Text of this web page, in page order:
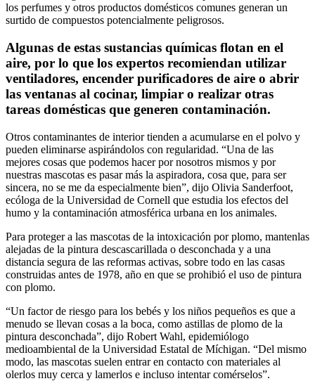
los perfumes y otros productos domésticos comunes generan un
surtido de compuestos potencialmente peligrosos.
Algunas de estas sustancias químicas flotan en el
aire, por lo que los expertos recomiendan utilizar
ventiladores, encender purificadores de aire o abrir
las ventanas al cocinar, limpiar o realizar otras
tareas domésticas que generen contaminación.
Otros contaminantes de interior tienden a acumularse en el polvo y
pueden eliminarse aspirándolos con regularidad. “Una de las
mejores cosas que podemos hacer por nosotros mismos y por
nuestras mascotas es pasar más la aspiradora, cosa que, para ser
sincera, no se me da especialmente bien”, dijo Olivia Sanderfoot,
ecóloga de la Universidad de Cornell que estudia los efectos del
humo y la contaminación atmosférica urbana en los animales.
Para proteger a las mascotas de la intoxicación por plomo, mantenlas
alejadas de la pintura descascarillada o desconchada y a una
distancia segura de las reformas activas, sobre todo en las casas
construidas antes de 1978, año en que se prohibió el uso de pintura
con plomo.
“Un factor de riesgo para los bebés y los niños pequeños es que a
menudo se llevan cosas a la boca, como astillas de plomo de la
pintura desconchada”, dijo Robert Wahl, epidemiólogo
medioambiental de la Universidad Estatal de Míchigan. “Del mismo
modo, las mascotas suelen entrar en contacto con materiales al
olerlos muy cerca y lamerlos e incluso intentar comérselos”.